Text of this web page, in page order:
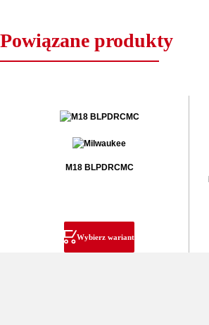
Powiązane produkty
M18 BLPDRCMC
Wybierz wariant